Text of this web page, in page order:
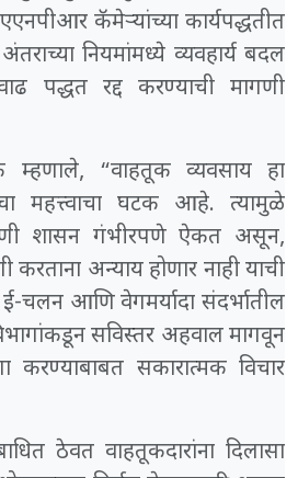
एएनपीआर कॅमेऱ्यांच्या कार्यपद्धतीत
नियमांमध्ये व्यवहार्य बदल
पद्धत रद्द करण्याची मागणी
म्हणाले, “वाहतूक व्यवसाय हा
महत्त्वाचा घटक आहे. त्यामुळे
शासन गंभीरपणे ऐकत असून,
अन्याय होणार नाही याची
चलन आणि वेगमर्यादा संदर्भातील
सविस्तर अहवाल मागवून
सकारात्मक विचार
ठेवत वाहतूकदारांना दिलासा